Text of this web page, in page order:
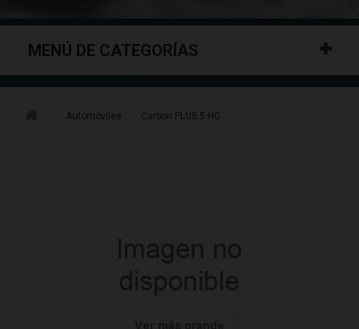
MENÚ DE CATEGORÍAS
Automóviles Carbon PLUS 5 HC